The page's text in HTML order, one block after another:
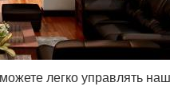
легко управлять